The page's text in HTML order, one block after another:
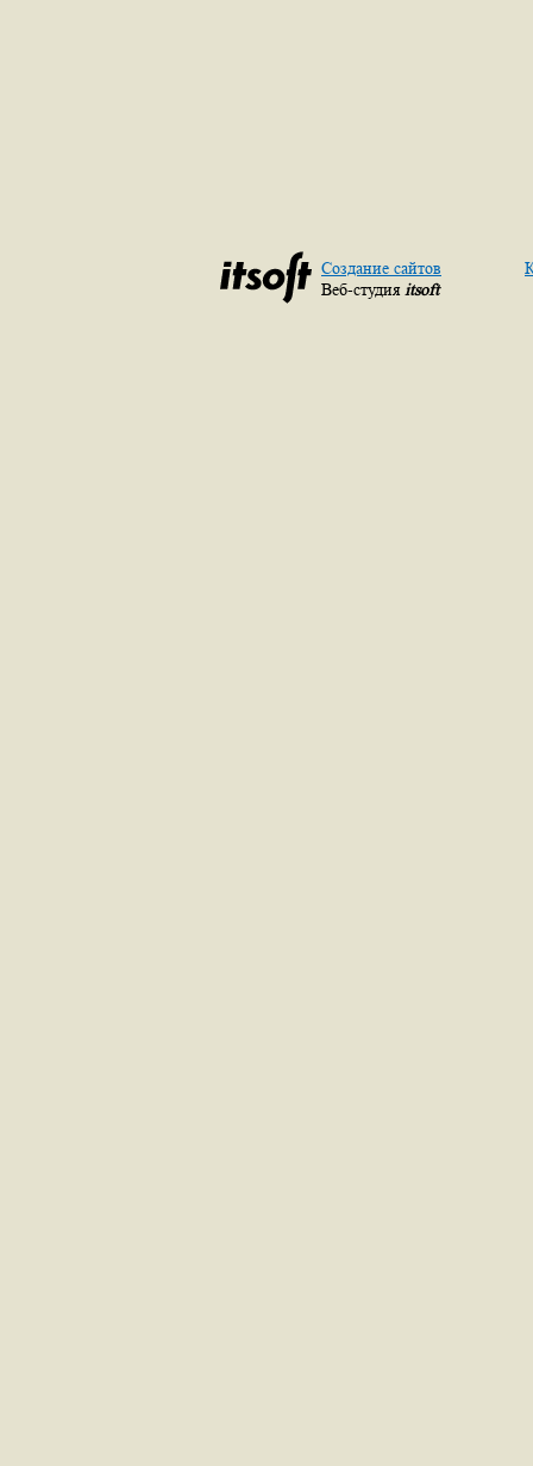
Создание сайтов
Веб-студия itsoft